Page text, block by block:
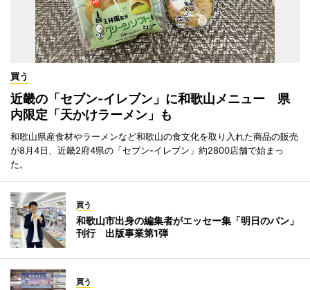
買う
近畿の「セブン-イレブン」に和歌山メニュー 県
内限定「天かけラーメン」も
和歌山県産食材やラーメンなど和歌山の食文化を取り入れた商品の販売
が8月4日、近畿2府4県の「セブン-イレブン」約2800店舗で始まっ
た。
買う
和歌山市出身の編集者がエッセー集「明日のパン」
刊行 出版事業第1弾
買う